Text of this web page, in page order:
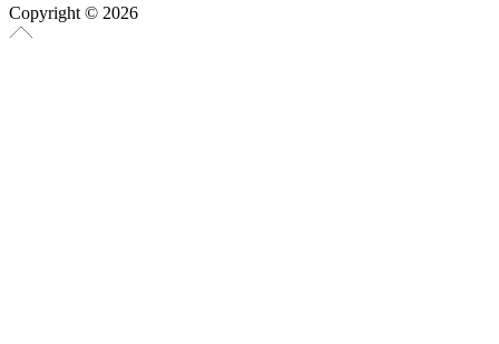
Copyright © 2026